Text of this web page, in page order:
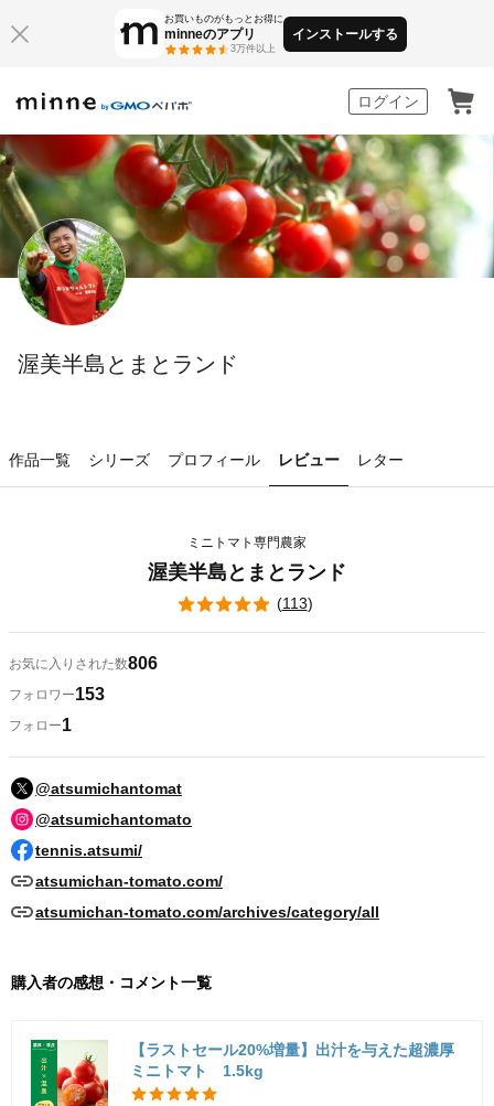
お買いものがもっとお得に
minneのアプリ
3万件以上
インストールする
ログイン
渥美半島とまとランド
作品一覧 シリーズ プロフィール レビュー レター
ミニトマト専門農家
渥美半島とまとランド
(113)
お気に入りされた数806
フォロワー153
フォロー1
@atsumichantomat
@atsumichantomato
tennis.atsumi/
atsumichan-tomato.com/
atsumichan-tomato.com/archives/category/all
購入者の感想・コメント一覧
【ラストセール20%増量】出汁を与えた超濃厚
ミニトマト 1.5kg